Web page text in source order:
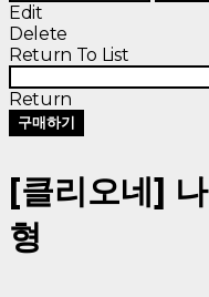
Edit
Delete
Return To List
Return
구매하기
[클리오네]
형